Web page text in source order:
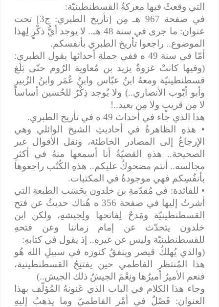
التي وقعتْ فيها معركةُ القسطنطينيّة:
في صفحة 967 هـ مِن [تأريخ الطبري: ج3] تحت
عنوان: ما جرى في سنة 48 هـ.. لا يوجد أيُّ ذكْرٍ لِهذا
الموضوع.. راجعوا تأريخ الطبري بأنفسكم.
أمّا في سنة 49 ه ففي جملةِ أحداثها يقول الطبري:
(وفيها كانتْ غزوةُ يزيد بن مُعاوية الرُوم حتّى بَلَغ
قسطنطينيّة ومعهُ ابنُ عبّاس وابنُ عُمَر وابنُ الزُبير
وأبو أيّوب الأنصاري..) ولا يُوجد ذِكْرٌ للحُسين أساساً
لا مِن قريبٍ ولا مِن بعيد..!
هذا الذي جاء في أحداث 49 ه في تأريخ الطبري.
• هذهِ الظاهرةُ في أحاديثِ الشيخ الوائلي وهي
الإرجاعُ إلى المصادر الخاطئة، ونقل الأقوال غير
الصحيحة.. هذهِ القضيّةُ أنا أسمعها منهُ في أكثرِ
مجالسه.. أنتم مضحوكٌ عليكم.. هذهِ الكُتُب راجعوها
بأنفُسِكم فهي موجودةٌ في المكتبات.
• للفائدة: في مُقدّمةِ بن خلدون بِحَسَب الطبعةِ التي
أشرتُ إليها في صفحة 356 ه هُناك حديثٌ عن فتح
القسطنطينيّة ومَدحٌ لِفاتحها ولِجيشهِ، ولكن ابن
خلدون يتحدّث عن إمام زماننا وعن فتحهِ
للقسطنطينيّة وليس عن غيرهِ.. إذ يقول في كتابهِ:
(والذي يُهلكُ قيصر وينفقُ كنوزه في سبيلِ الله هُو
هذا المُنتظر الفاطمي حين يفتتِحُ القسطنطينية،
فنعم الأميرُ أميرُها ونِعْمَ الجيشُ ذلك الجيش..)
وجاء هذا الكلام في الباب الذي عَنونهُ المُؤلّف بهذا
العنوان: فَصْلٌ في أمْر الفاطميّ وما يذهبُ إليهِ